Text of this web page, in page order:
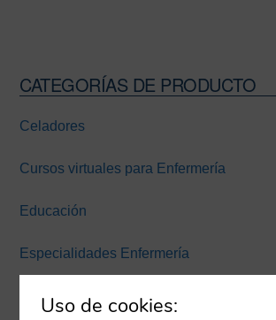
Barra
lateral
CATEGORÍAS DE PRODUCTO
Celadores
Cursos virtuales para Enfermería
Educación
Especialidades Enfermería
Experiencia inmersiva
Uso de cookies: